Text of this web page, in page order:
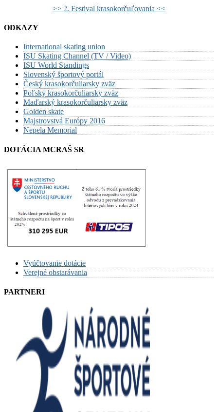
>> 2. Festival krasokorčuľovania <<
ODKAZY
International skating union
ISU Skating Channel (TV / Video)
ISU World Standings
Slovenský športový portál
Český krasokorčuliarsky zväz
Poľský krasokorčuliarsky zväz
Maďarský krasokorčuliarsky zväz
Golden skate
Majstrovstvá Európy 2016
Nepela Memorial
DOTÁCIA MCRAŠ SR
Vyúčtovanie dotácie
Verejné obstarávania
PARTNERI